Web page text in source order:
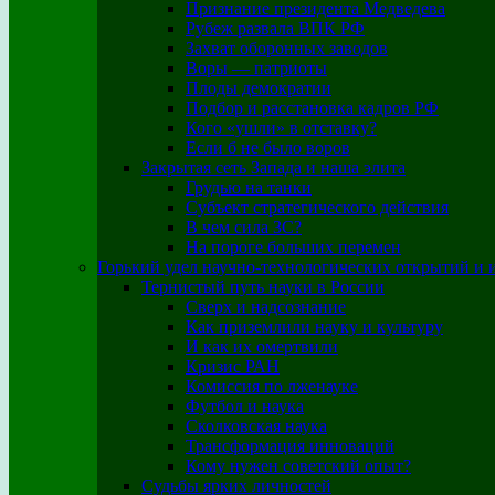
Признание президента Медведева
Рубеж развала ВПК РФ
Захват оборонных заводов
Воры — патриоты
Плоды демократии
Подбор и расстановка кадров РФ
Кого «ушли» в отставку?
Если б не было воров
Закрытая сеть Запада и наша элита
Грудью на танки
Субъект стратегического действия
В чем сила ЗС?
На пороге больших перемен
Горький удел научно-технологических открытий и
Тернистый путь науки в России
Сверх и надсознание
Как приземлили науку и культуру
И как их омертвили
Кризис РАН
Комиссия по лженауке
Футбол и наука
Сколковская наука
Трансформация инноваций
Кому нужен советский опыт?
Судьбы ярких личностей